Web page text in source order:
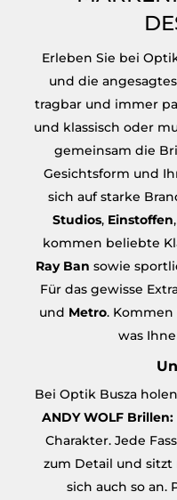
Erleben Sie bei
und die
tragbar und immer
und klassisch oder
gemeinsam die
Gesichtsform und
sich auf starke
Studios, Einstoffen,
kommen beliebte
Ray Ban sowie
Für das gewisse
und Metro. Kommen
was
Bei Optik Busza
ANDY WOLF Brillen:
Charakter. Jede
zum Detail und
sich auch so an.